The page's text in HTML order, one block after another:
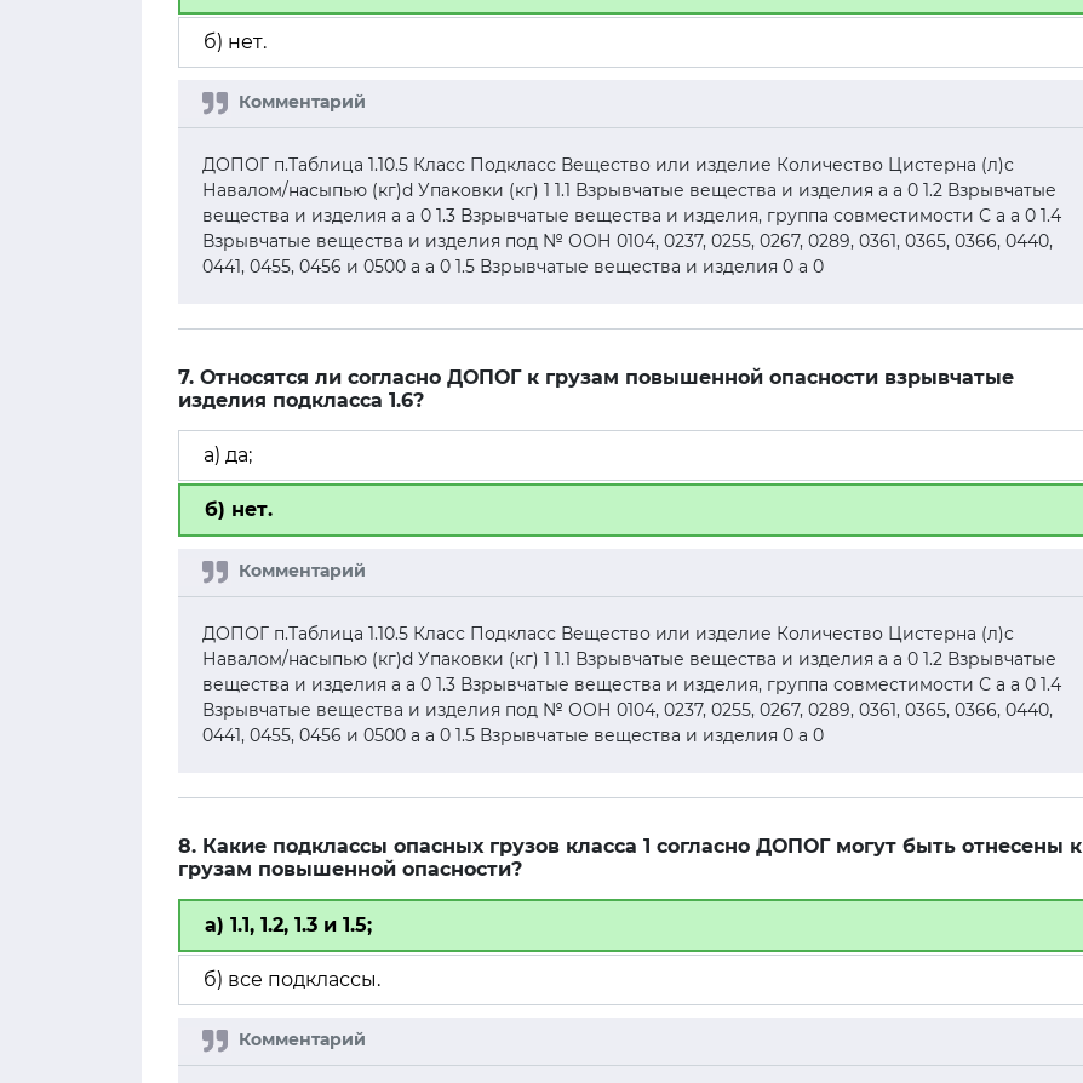
б) нет.
ДОПОГ п.Таблица 1.10.5 Класс Подкласс Вещество или изделие Количество Цистерна (л)c
Навалом/насыпью (кг)d Упаковки (кг) 1 1.1 Взрывчатые вещества и изделия а а 0 1.2 Взрывчатые
вещества и изделия а а 0 1.3 Взрывчатые вещества и изделия, группа совместимости С а а 0 1.4
Взрывчатые вещества и изделия под № ООН 0104, 0237, 0255, 0267, 0289, 0361, 0365, 0366, 0440,
0441, 0455, 0456 и 0500 а а 0 1.5 Взрывчатые вещества и изделия 0 а 0
7. Относятся ли согласно ДОПОГ к грузам повышенной опасности взрывчатые
изделия подкласса 1.6?
а) да;
б) нет.
ДОПОГ п.Таблица 1.10.5 Класс Подкласс Вещество или изделие Количество Цистерна (л)c
Навалом/насыпью (кг)d Упаковки (кг) 1 1.1 Взрывчатые вещества и изделия а а 0 1.2 Взрывчатые
вещества и изделия а а 0 1.3 Взрывчатые вещества и изделия, группа совместимости С а а 0 1.4
Взрывчатые вещества и изделия под № ООН 0104, 0237, 0255, 0267, 0289, 0361, 0365, 0366, 0440,
0441, 0455, 0456 и 0500 а а 0 1.5 Взрывчатые вещества и изделия 0 а 0
8. Какие подклассы опасных грузов класса 1 согласно ДОПОГ могут быть отнесены к
грузам повышенной опасности?
а) 1.1, 1.2, 1.3 и 1.5;
б) все подклассы.